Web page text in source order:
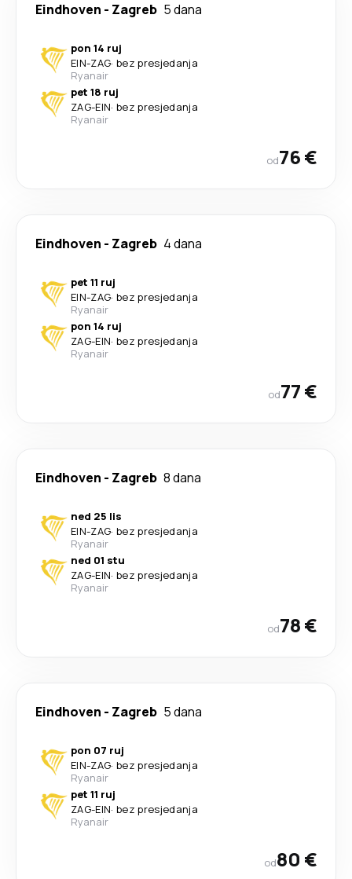
Eindhoven - Zagreb 5 dana
pon 14 ruj
EIN-ZAG· bez presjedanja
Ryanair
pet 18 ruj
ZAG-EIN· bez presjedanja
Ryanair
od76 €
Eindhoven - Zagreb 4 dana
pet 11 ruj
EIN-ZAG· bez presjedanja
Ryanair
pon 14 ruj
ZAG-EIN· bez presjedanja
Ryanair
od77 €
Eindhoven - Zagreb 8 dana
ned 25 lis
EIN-ZAG· bez presjedanja
Ryanair
ned 01 stu
ZAG-EIN· bez presjedanja
Ryanair
od78 €
Eindhoven - Zagreb 5 dana
pon 07 ruj
EIN-ZAG· bez presjedanja
Ryanair
pet 11 ruj
ZAG-EIN· bez presjedanja
Ryanair
od80 €